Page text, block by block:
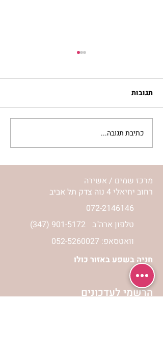
מתגעגעות לבית המפגש,
השיעור לתשעה באב | הר'
ימימה מזרחי
תגובות
כתיבת תגובה...
מרכז שמים / אשירה
רחוב יחיאלי 4 נוה צדק תל אביב
072-2146146
(347) 901-5172 טלפון ארה"ב
וואטסאפ: 052-5260027
חניה בשפע באזור כולו
הרשמי לעדכונים